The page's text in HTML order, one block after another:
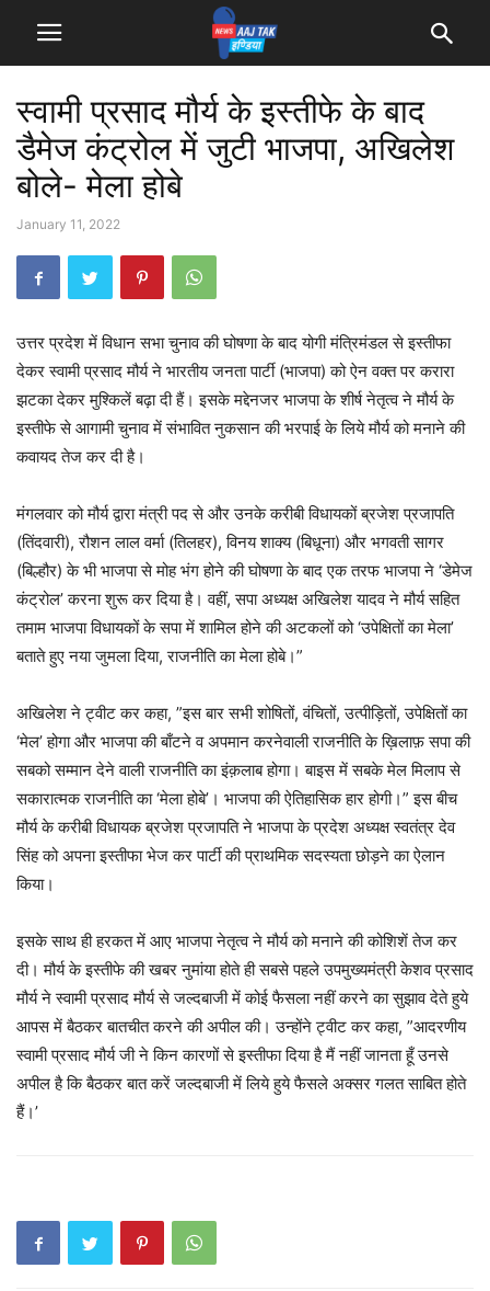
स्वामी प्रसाद मौर्य के इस्तीफे के बाद
डैमेज कंट्रोल में जुटी भाजपा, अखिलेश
बोले- मेला होबे
January 11, 2022
उत्तर प्रदेश में विधान सभा चुनाव की घोषणा के बाद योगी मंत्रिमंडल से इस्तीफा
देकर स्वामी प्रसाद मौर्य ने भारतीय जनता पार्टी (भाजपा) को ऐन वक्त पर करारा
झटका देकर मुश्किलें बढ़ा दी हैं। इसके मद्देनजर भाजपा के शीर्ष नेतृत्व ने मौर्य के
इस्तीफे से आगामी चुनाव में संभावित नुकसान की भरपाई के लिये मौर्य को मनाने की
कवायद तेज कर दी है।
मंगलवार को मौर्य द्वारा मंत्री पद से और उनके करीबी विधायकों ब्रजेश प्रजापति
(तिंदवारी), रौशन लाल वर्मा (तिलहर), विनय शाक्य (बिधूना) और भगवती सागर
(बिल्हौर) के भी भाजपा से मोह भंग होने की घोषणा के बाद एक तरफ भाजपा ने ‘डेमेज
कंट्रोल’ करना शुरू कर दिया है। वहीं, सपा अध्यक्ष अखिलेश यादव ने मौर्य सहित
तमाम भाजपा विधायकों के सपा में शामिल होने की अटकलों को ‘उपेक्षितों का मेला’
बताते हुए नया जुमला दिया, राजनीति का मेला होबे।”
अखिलेश ने ट्वीट कर कहा, ”इस बार सभी शोषितों, वंचितों, उत्पीड़ितों, उपेक्षितों का
‘मेल’ होगा और भाजपा की बाँटने व अपमान करनेवाली राजनीति के ख़िलाफ़ सपा की
सबको सम्मान देने वाली राजनीति का इंक़लाब होगा। बाइस में सबके मेल मिलाप से
सकारात्मक राजनीति का ‘मेला होबे’। भाजपा की ऐतिहासिक हार होगी।” इस बीच
मौर्य के करीबी विधायक ब्रजेश प्रजापति ने भाजपा के प्रदेश अध्यक्ष स्वतंत्र देव
सिंह को अपना इस्तीफा भेज कर पार्टी की प्राथमिक सदस्यता छोड़ने का ऐलान
किया।
इसके साथ ही हरकत में आए भाजपा नेतृत्व ने मौर्य को मनाने की कोशिशें तेज कर
दी। मौर्य के इस्तीफे की खबर नुमांया होते ही सबसे पहले उपमुख्यमंत्री केशव प्रसाद
मौर्य ने स्वामी प्रसाद मौर्य से जल्दबाजी में कोई फैसला नहीं करने का सुझाव देते हुये
आपस में बैठकर बातचीत करने की अपील की। उन्होंने ट्वीट कर कहा, ”आदरणीय
स्वामी प्रसाद मौर्य जी ने किन कारणों से इस्तीफा दिया है मैं नहीं जानता हूँ उनसे
अपील है कि बैठकर बात करें जल्दबाजी में लिये हुये फैसले अक्सर गलत साबित होते
हैं।’